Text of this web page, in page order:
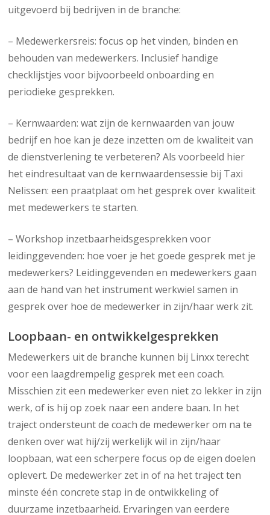
uitgevoerd bij bedrijven in de branche:
– Medewerkersreis: focus op het vinden, binden en
behouden van medewerkers. Inclusief handige
checklijstjes voor bijvoorbeeld onboarding en
periodieke gesprekken.
– Kernwaarden: wat zijn de kernwaarden van jouw
bedrijf en hoe kan je deze inzetten om de kwaliteit van
de dienstverlening te verbeteren? Als voorbeeld hier
het eindresultaat van de kernwaardensessie bij Taxi
Nelissen: een praatplaat om het gesprek over kwaliteit
met medewerkers te starten.
– Workshop inzetbaarheidsgesprekken voor
leidinggevenden: hoe voer je het goede gesprek met je
medewerkers? Leidinggevenden en medewerkers gaan
aan de hand van het instrument werkwiel samen in
gesprek over hoe de medewerker in zijn/haar werk zit.
Loopbaan- en ontwikkelgesprekken
Medewerkers uit de branche kunnen bij Linxx terecht
voor een laagdrempelig gesprek met een coach.
Misschien zit een medewerker even niet zo lekker in zijn
werk, of is hij op zoek naar een andere baan. In het
traject ondersteunt de coach de medewerker om na te
denken over wat hij/zij werkelijk wil in zijn/haar
loopbaan, wat een scherpere focus op de eigen doelen
oplevert. De medewerker zet in of na het traject ten
minste één concrete stap in de ontwikkeling of
duurzame inzetbaarheid. Ervaringen van eerdere